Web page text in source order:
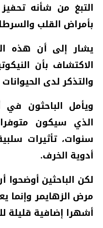
التبغ من شأنه
بأمراض القلب
يشار إلى أن هذه
الاكتشاف بأن
والتذكر لدى
ويأمل الباحثون في
سنوات، تأثيرات
أدوية الخرف.
لكن الباحثين أوضحوا
مرض الزهايمر وإنما
أشهرا إضافية قليلة